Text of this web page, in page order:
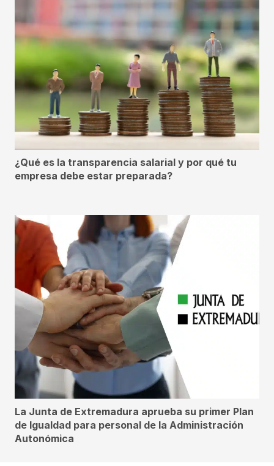
¿Qué es la transparencia salarial y por qué tu
empresa debe estar preparada?
La Junta de Extremadura aprueba su primer Plan
de Igualdad para personal de la Administración
Autonómica